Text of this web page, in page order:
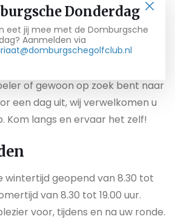
Donderdag
eet jij mee met de Domburgsche
Aanmelden via
wedstrijden tot competitieve
wat leuks te doen!
Golfclub staat gastvrijheid hoog
een enthousiaste golfer bent,
of gewoon op zoek bent naar
een dag uit, wij verwelkomen u
Kom langs en ervaar het zelf!
wintertijd geopend van 8.30 tot
van 8.30 tot 19.00 uur.
voor, tijdens en na uw ronde.